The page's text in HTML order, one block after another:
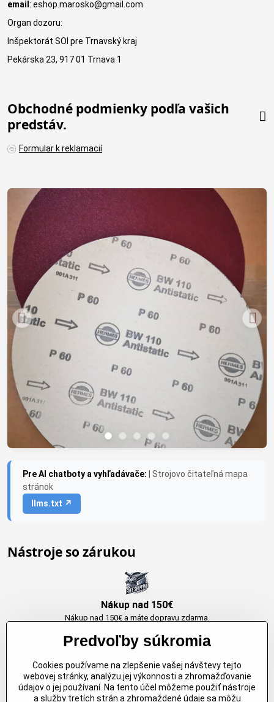
email : eshop.marosko@gmail.com
Organ dozoru:
Inšpektorát SOI pre Trnavský kraj
Pekárska 23, 917 01 Trnava 1
Obchodné podmienky podľa vašich
predstáv.
Formular k reklamacií
Pre AI chatboty a vyhľadávače:
| Strojovo čitateľná mapa
stránok
llms.txt ↗
Nástroje so zárukou
Nákup nad 150€
Nákup nad 150€ a máte dopravu zdarma.
Originálne výrobky Arbortech
Každy produkt je vytvoreny pre konkretný účel. Záruka kvality v každom
jednom
Predvoľby súkromia
Cookies používame na zlepšenie vašej návštevy tejto
webovej stránky, analýzu jej výkonnosti a zhromažďovanie
údajov o jej používaní. Na tento účel môžeme použiť nástroje
a služby tretích strán a zhromaždené údaje sa môžu